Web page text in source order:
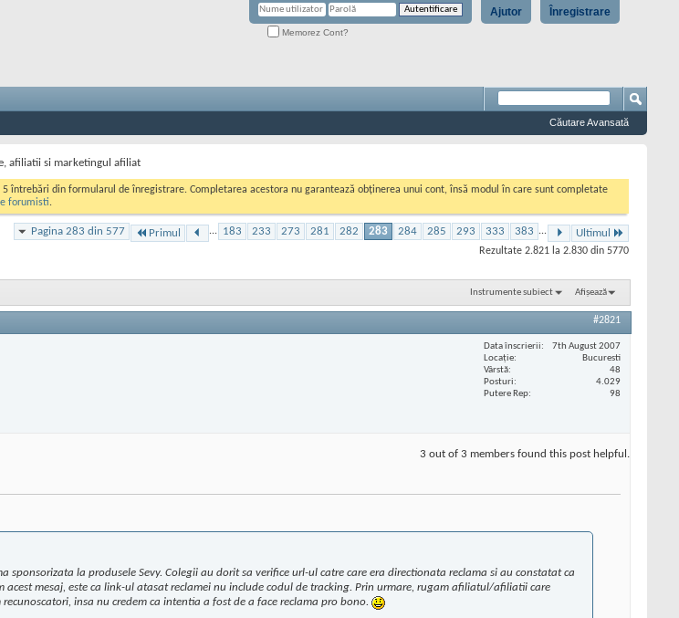
Înregistrare
Ajutor
Memorez Cont?
Căutare Avansată
afiliatii si marketingul afiliat
întrebări din formularul de înregistrare. Completarea acestora nu garantează obținerea unui cont, însă modul în care sunt completate
forumisti.
Pagina 283 din 577 Primul ... 183 233 273 281 282 283 284 285 293 333 383 ... Ultimul
Rezultate 2.821 la 2.830 din 5770
Instrumente subiect Afișează
#2821
Data înscrierii
7th August 2007
Locaţie
Bucuresti
Vârstă
48
Posturi
4.029
Putere Rep
98
3 out of 3 members found this post helpful.
la produsele Sevy. Colegii au dorit sa verifice url-ul catre care era directionata reclama si au constatat ca
mesaj, este ca link-ul atasat reclamei nu include codul de tracking. Prin urmare, rugam afiliatul/afiliatii care
insa nu credem ca intentia a fost de a face reclama pro bono.